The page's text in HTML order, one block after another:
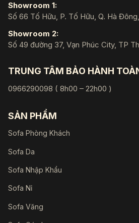
Showroom 1:
Số 66 Tố Hữu, P. Tố Hữu, Q. Hà
Showroom 2:
Số 49 đường 37, Vạn Phúc City, TP
TRUNG TÂM BẢO HÀNH
0966290098 ( 8h00 – 22h00 )
SẢN PHẨM
Sofa Phòng Khách
Sofa Da
Sofa Nhập Khẩu
Sofa Nỉ
Sofa Văng